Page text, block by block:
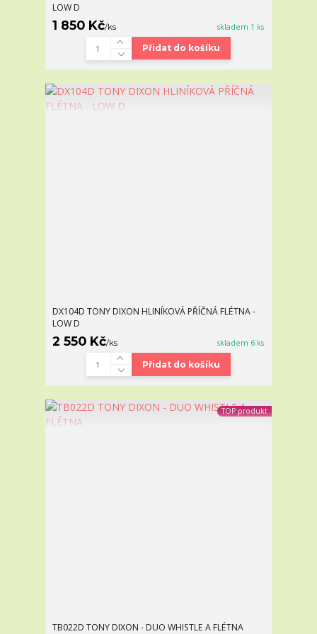
LOW D
1 850 Kč/ks skladem 1 ks
Přidat do košíku
DX104D TONY DIXON HLINÍKOVÁ PŘÍČNÁ FLÉTNA -
LOW D
2 550 Kč/ks skladem 6 ks
Přidat do košíku
TOP produkt
TB022D TONY DIXON - DUO WHISTLE A FLÉTNA